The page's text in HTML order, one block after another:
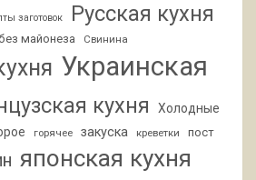
заготовок Русская кухня
майонеза Свинина
Украинская
кухня
Холодные
горячее закуска креветки пост
японская кухня